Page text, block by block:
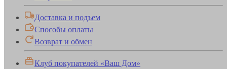
Доставка и подъем
Способы оплаты
Возврат и обмен
Клуб покупателей «Ваш Дом»